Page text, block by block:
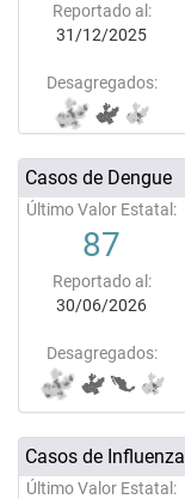
Reportado al:
31/12/2025
Desagregados:
Casos de Dengue
Último Valor Estatal:
87
Reportado al:
30/06/2026
Desagregados:
Casos de Influenza
Último Valor Estatal: